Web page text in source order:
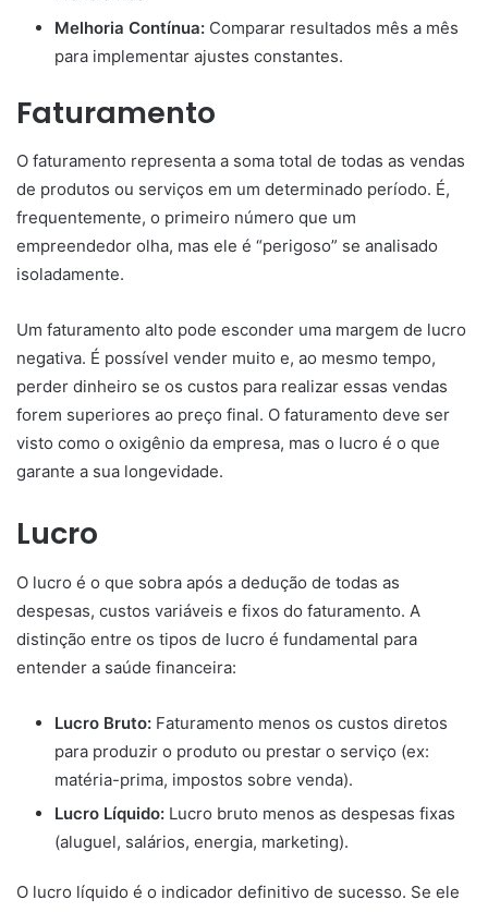
Melhoria Contínua: Comparar resultados mês a mês
para implementar ajustes constantes.
Faturamento
O faturamento representa a soma total de todas as vendas
de produtos ou serviços em um determinado período. É,
frequentemente, o primeiro número que um
empreendedor olha, mas ele é “perigoso” se analisado
isoladamente.
Um faturamento alto pode esconder uma margem de lucro
negativa. É possível vender muito e, ao mesmo tempo,
perder dinheiro se os custos para realizar essas vendas
forem superiores ao preço final. O faturamento deve ser
visto como o oxigênio da empresa, mas o lucro é o que
garante a sua longevidade.
Lucro
O lucro é o que sobra após a dedução de todas as
despesas, custos variáveis e fixos do faturamento. A
distinção entre os tipos de lucro é fundamental para
entender a saúde financeira:
Lucro Bruto: Faturamento menos os custos diretos
para produzir o produto ou prestar o serviço (ex:
matéria-prima, impostos sobre venda).
Lucro Líquido: Lucro bruto menos as despesas fixas
(aluguel, salários, energia, marketing).
O lucro líquido é o indicador definitivo de sucesso. Se ele